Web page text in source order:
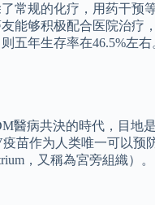
规的化疗，用药干
能够积极配合医院治
年生存率在46.5%左
醫病共決的時代，目
苗作为人类唯一可以
，又稱為宮旁組織）。